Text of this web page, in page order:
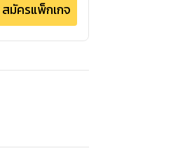
สมัครแพ็กเกจ